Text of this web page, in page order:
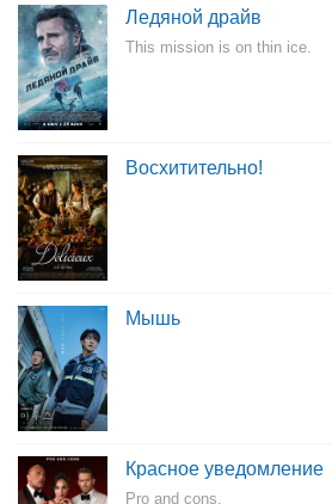
Ледяной драйв
This mission is on thin ice.
Восхитительно!
Мышь
Красное уведомление
Pro and cons.